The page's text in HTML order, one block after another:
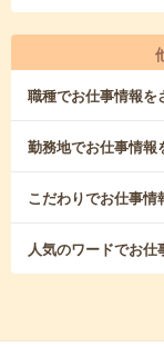
職種でお仕事情報を
勤務地でお仕事情報
こだわりでお仕事情
人気のワードでお仕